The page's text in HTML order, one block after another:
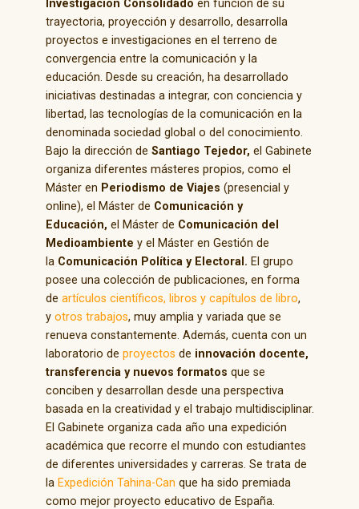
Investigación Consolidado en función de su
trayectoria, proyección y desarrollo, desarrolla
proyectos e investigaciones en el terreno de
convergencia entre la comunicación y la
educación. Desde su creación, ha desarrollado
iniciativas destinadas a integrar, con conciencia y
libertad, las tecnologías de la comunicación en la
denominada sociedad global o del conocimiento.
Bajo la dirección de Santiago Tejedor, el Gabinete
organiza diferentes másteres propios, como el
Máster en Periodismo de Viajes (presencial y
online), el Máster de Comunicación y
Educación, el Máster de Comunicación del
Medioambiente y el Máster en Gestión de
la Comunicación Política y Electoral. El grupo
posee una colección de publicaciones, en forma
de artículos científicos, libros y capítulos de libro,
y otros trabajos, muy amplia y variada que se
renueva constantemente. Además, cuenta con un
laboratorio de proyectos de innovación docente,
transferencia y nuevos formatos que se
conciben y desarrollan desde una perspectiva
basada en la creatividad y el trabajo multidisciplinar.
El Gabinete organiza cada año una expedición
académica que recorre el mundo con estudiantes
de diferentes universidades y carreras. Se trata de
la Expedición Tahina-Can que ha sido premiada
como mejor proyecto educativo de España.